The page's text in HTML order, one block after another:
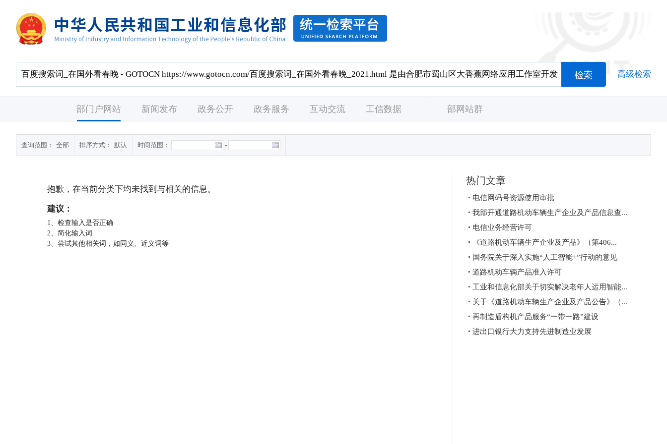
高级检索
部门户网站 新闻发布 政务公开 政务服务 互动交流 工信数据 部网站群
查询范围： 全部 排序方式： 默认 时间范围： -
抱歉，在当前分类下均未找到与相关的信息。
建议：
1、检查输入是否正确
2、简化输入词
3、尝试其他相关词，如同义、近义词等
热门文章
电信网码号资源使用审批
我部开通道路机动车辆生产企业及产品信息查...
电信业务经营许可
《道路机动车辆生产企业及产品》（第406...
国务院关于深入实施“人工智能+”行动的意见
道路机动车辆产品准入许可
工业和信息化部关于切实解决老年人运用智能...
关于《道路机动车辆生产企业及产品公告》（...
再制造盾构机产品服务“一带一路”建设
进出口银行大力支持先进制造业发展